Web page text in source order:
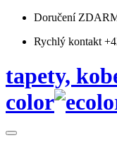
Doručení
Rychlý kontakt
tapety,
color